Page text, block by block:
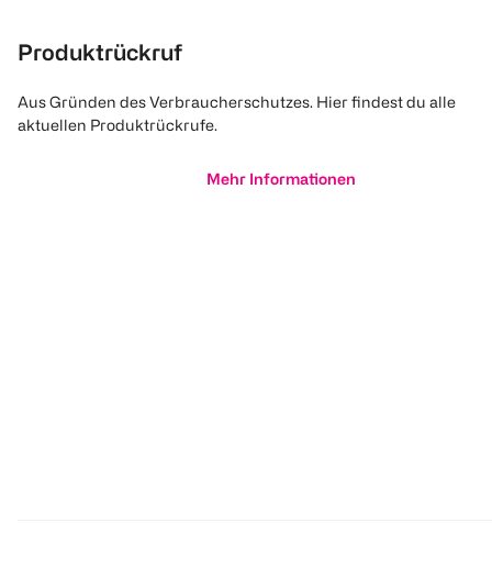
Produktrückruf
Aus Gründen des Verbraucherschutzes. Hier findest du alle
aktuellen Produktrückrufe.
Mehr Informationen